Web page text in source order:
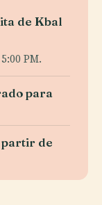
de Kbal
PM.
para
partir de